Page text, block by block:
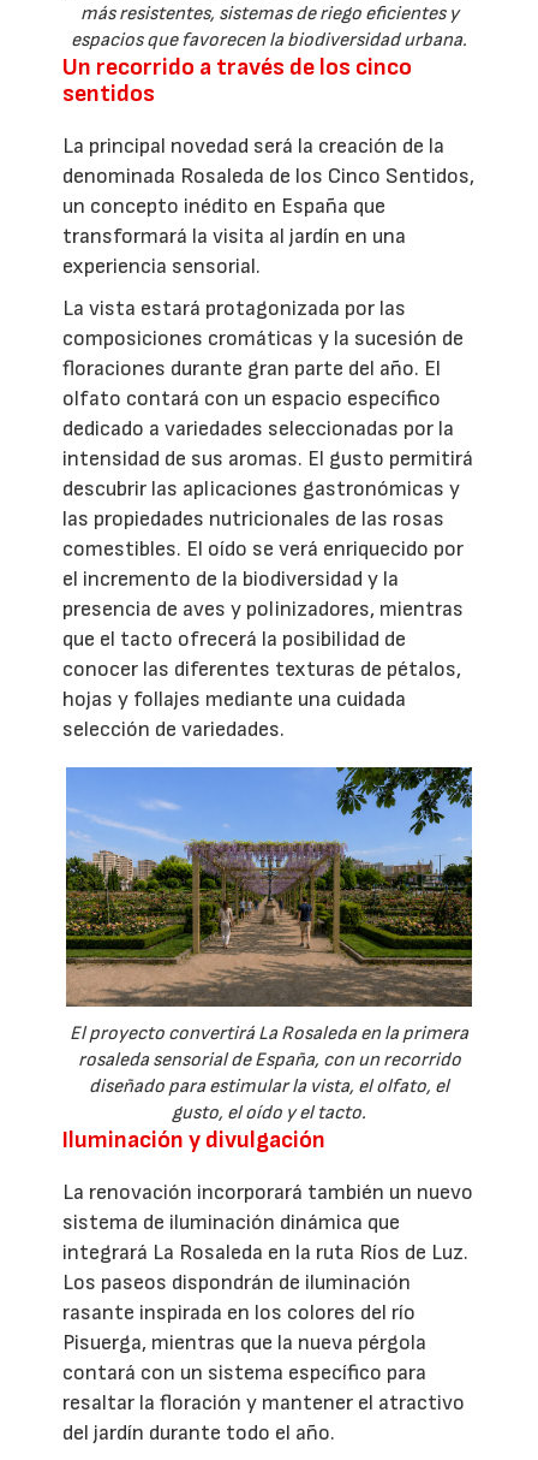
más resistentes, sistemas de riego eficientes y
espacios que favorecen la biodiversidad urbana.
Un recorrido a través de los cinco
sentidos
La principal novedad será la creación de la
denominada Rosaleda de los Cinco Sentidos,
un concepto inédito en España que
transformará la visita al jardín en una
experiencia sensorial.
La vista estará protagonizada por las
composiciones cromáticas y la sucesión de
floraciones durante gran parte del año. El
olfato contará con un espacio específico
dedicado a variedades seleccionadas por la
intensidad de sus aromas. El gusto permitirá
descubrir las aplicaciones gastronómicas y
las propiedades nutricionales de las rosas
comestibles. El oído se verá enriquecido por
el incremento de la biodiversidad y la
presencia de aves y polinizadores, mientras
que el tacto ofrecerá la posibilidad de
conocer las diferentes texturas de pétalos,
hojas y follajes mediante una cuidada
selección de variedades.
El proyecto convertirá La Rosaleda en la primera
rosaleda sensorial de España, con un recorrido
diseñado para estimular la vista, el olfato, el
gusto, el oído y el tacto.
Iluminación y divulgación
La renovación incorporará también un nuevo
sistema de iluminación dinámica que
integrará La Rosaleda en la ruta Ríos de Luz.
Los paseos dispondrán de iluminación
rasante inspirada en los colores del río
Pisuerga, mientras que la nueva pérgola
contará con un sistema específico para
resaltar la floración y mantener el atractivo
del jardín durante todo el año.